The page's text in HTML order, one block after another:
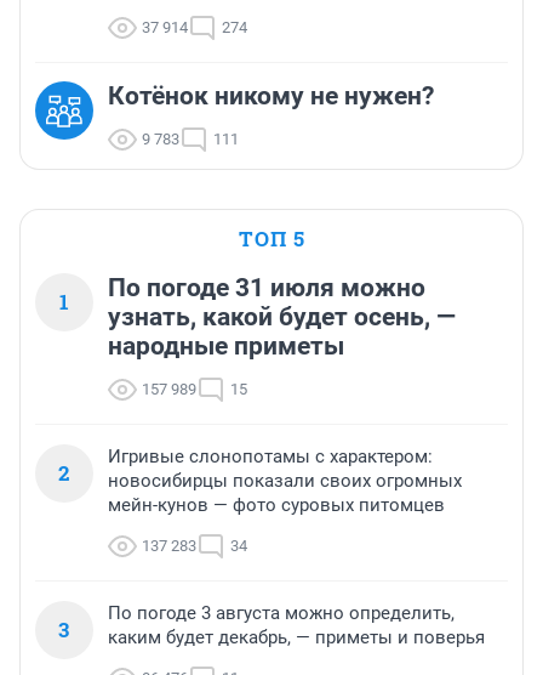
37 914 274
Котёнок никому не нужен?
9 783 111
ТОП 5
1
По погоде 31 июля можно
узнать, какой будет осень, —
народные приметы
157 989 15
2
Игривые слонопотамы с характером:
новосибирцы показали своих огромных
мейн-кунов — фото суровых питомцев
137 283 34
3
По погоде 3 августа можно определить,
каким будет декабрь, — приметы и поверья